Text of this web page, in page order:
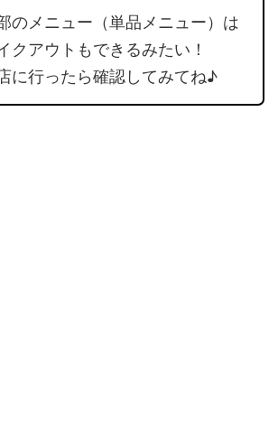
のメニュー（単品メニュー）は
クアウトもできるみたい！
に行ったら確認してみてね♪